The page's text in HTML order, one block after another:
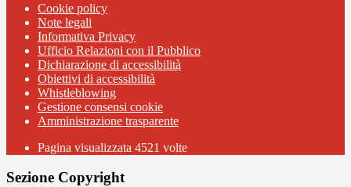
Cookie policy
Note legali
Informativa Privacy
Ufficio Relazioni con il Pubblico
Dichiarazione di accessibilità
Obiettivi di accessibilità
Whistleblowing
Gestione consensi cookie
Amministrazione trasparente
Pagina visualizzata 4521 volte
Sezione Copyright